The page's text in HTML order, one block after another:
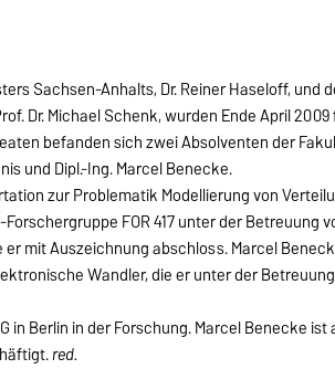
Sachsen-Anhalts, Dr. Reiner Haseloff, und
Dr. Michael Schenk, wurden Ende April
befanden sich zwei Absolventen der
und Dipl.-Ing. Marcel Benecke.
zur Problematik Modellierung von
FOR 417 unter der Betreuung
mit Auszeichnung abschloss. Marcel
Wandler, die er unter der
in Berlin in der Forschung. Marcel Benecke
red.